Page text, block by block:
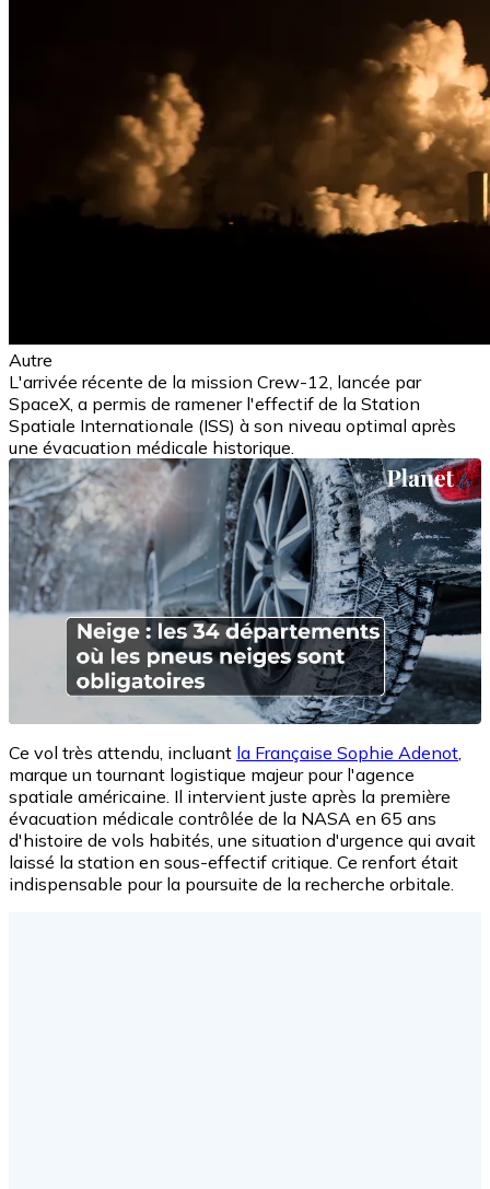
Autre
L'arrivée récente de la mission Crew-12, lancée par
SpaceX, a permis de ramener l'effectif de la Station
Spatiale Internationale (ISS) à son niveau optimal après
une évacuation médicale historique.
Ce vol très attendu, incluant la Française Sophie Adenot
marque un tournant logistique majeur pour l'agence
spatiale américaine. Il intervient juste après la première
évacuation médicale contrôlée de la NASA en 65 ans
d'histoire de vols habités, une situation d'urgence qui avait
laissé la station en sous-effectif critique. Ce renfort était
indispensable pour la poursuite de la recherche orbitale.